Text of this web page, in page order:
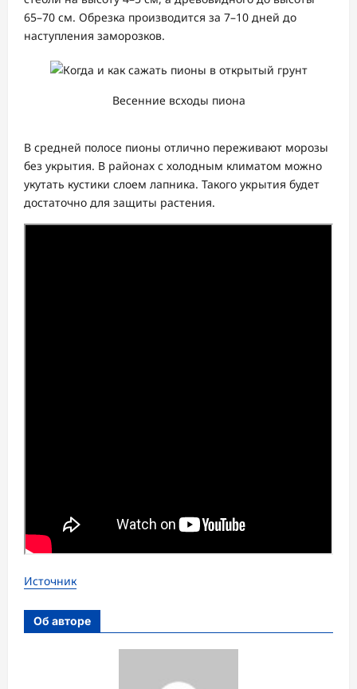
65–70 см. Обрезка производится за 7–10 дней до
наступления заморозков.
Весенние всходы пиона
В средней полосе пионы отлично переживают морозы
без укрытия. В районах с холодным климатом можно
укутать кустики слоем лапника. Такого укрытия будет
достаточно для защиты растения.
Источник
Об авторе